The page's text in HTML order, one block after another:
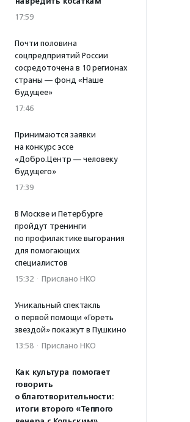
17:59
Почти половина
соцпредприятий России
сосредоточена в 10 регионах
страны — фонд «Наше
будущее»
17:46
Принимаются заявки
на конкурс эссе
«Добро.Центр — человеку
будущего»
17:39
В Москве и Петербурге
пройдут тренинги
по профилактике выгорания
для помогающих
специалистов
15:32 · Прислано НКО
Уникальный спектакль
о первой помощи «Гореть
звездой» покажут в Пушкино
13:58 · Прислано НКО
Как культура помогает
говорить
о благотворительности:
итоги второго «Теплого